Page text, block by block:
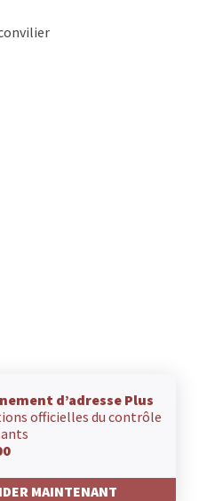
d’adresse Plus
officielles du contrôle
MAINTENANT